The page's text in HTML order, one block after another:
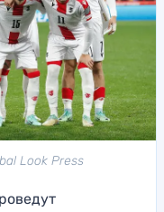
Look Press